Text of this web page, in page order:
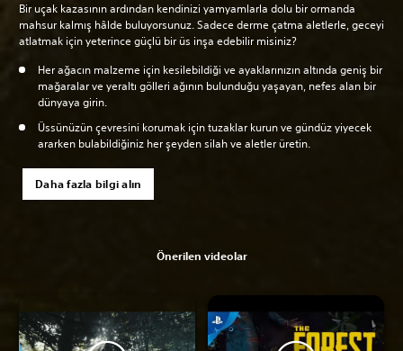
Bir uçak kazasının ardından kendinizi yamyamlarla dolu bir ormanda
mahsur kalmış hâlde buluyorsunuz. Sadece derme çatma aletlerle, geceyi
atlatmak için yeterince güçlü bir üs inşa edebilir misiniz?
Her ağacın malzeme için kesilebildiği ve ayaklarınızın altında geniş bir
mağaralar ve yeraltı gölleri ağının bulunduğu yaşayan, nefes alan bir
dünyaya girin.
Üssünüzün çevresini korumak için tuzaklar kurun ve gündüz yiyecek
ararken bulabildiğiniz her şeyden silah ve aletler üretin.
Daha fazla bilgi alın
Önerilen videolar